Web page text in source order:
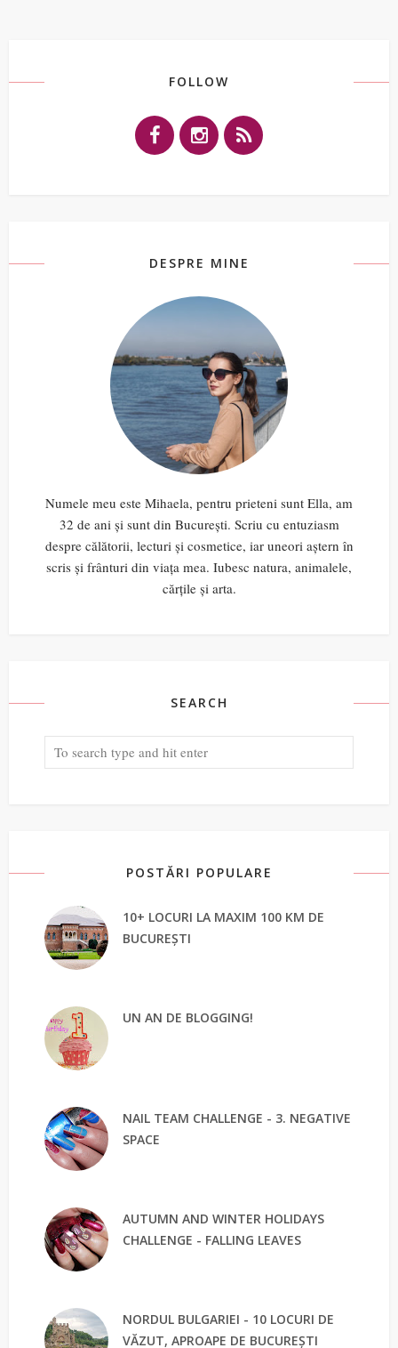
FOLLOW
DESPRE MINE
Numele meu este Mihaela, pentru prieteni sunt Ella, am
32 de ani și sunt din București. Scriu cu entuziasm
despre călătorii, lecturi și cosmetice, iar uneori aștern în
scris și frânturi din viața mea. Iubesc natura, animalele,
cărțile și arta.
SEARCH
POSTĂRI POPULARE
10+ LOCURI LA MAXIM 100 KM DE
BUCUREȘTI
UN AN DE BLOGGING!
NAIL TEAM CHALLENGE - 3. NEGATIVE
SPACE
AUTUMN AND WINTER HOLIDAYS
CHALLENGE - FALLING LEAVES
NORDUL BULGARIEI - 10 LOCURI DE
VĂZUT, APROAPE DE BUCUREȘTI